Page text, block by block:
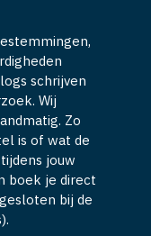
schrijven
Wij
Zo
is of wat de
jouw
boek je direct
bij de